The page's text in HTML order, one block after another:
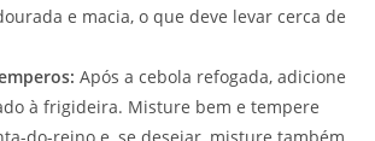
e macia, o que deve levar cerca de
Após a cebola refogada, adicione
à frigideira. Misture bem e tempere